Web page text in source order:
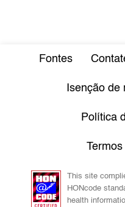
Fontes
Isenção de
Política
This site
HONcode
health